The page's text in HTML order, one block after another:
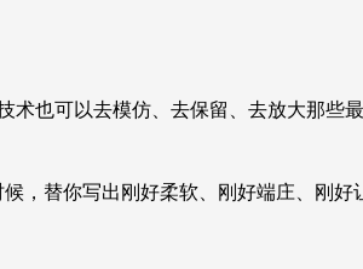
也可以去模仿、去保留、去放大那些最
，替你写出刚好柔软、刚好端庄、刚好